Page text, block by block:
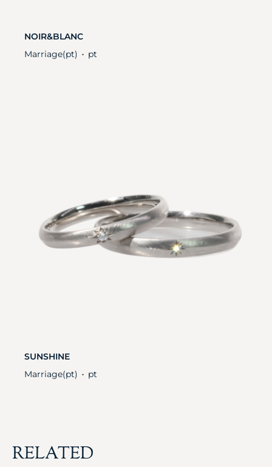
NOIR&BLANC
Marriage(pt) ・ pt
SUNSHINE
Marriage(pt) ・ pt
RELATED